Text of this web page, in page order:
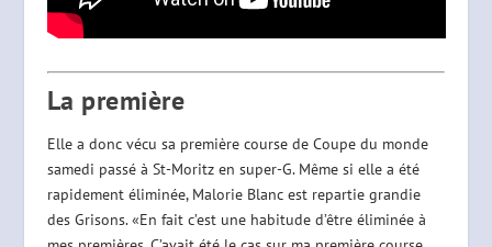
La première
Elle a donc vécu sa première course de Coupe du monde
samedi passé à St-Moritz en super-G. Même si elle a été
rapidement éliminée, Malorie Blanc est repartie grandie
des Grisons. «En fait c’est une habitude d’être éliminée à